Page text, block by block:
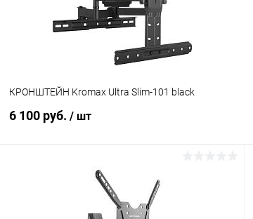
КРОНШТЕЙН Kromax Ultra Slim-101 black
6 100 руб. / шт